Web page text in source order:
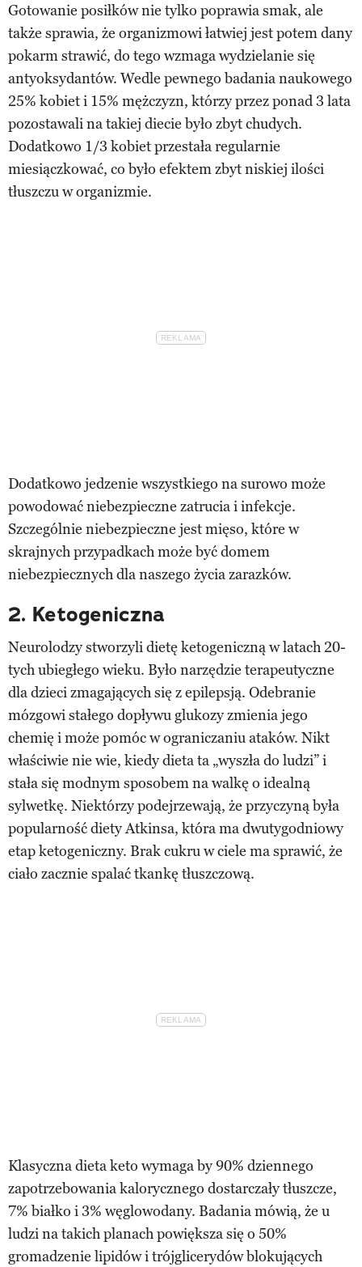
Gotowanie posiłków nie tylko poprawia smak, ale
także sprawia, że organizmowi łatwiej jest potem dany
pokarm strawić, do tego wzmaga wydzielanie się
antyoksydantów. Wedle pewnego badania naukowego
25% kobiet i 15% mężczyzn, którzy przez ponad 3 lata
pozostawali na takiej diecie było zbyt chudych.
Dodatkowo 1/3 kobiet przestała regularnie
miesiączkować, co było efektem zbyt niskiej ilości
tłuszczu w organizmie.
Dodatkowo jedzenie wszystkiego na surowo może
powodować niebezpieczne zatrucia i infekcje.
Szczególnie niebezpieczne jest mięso, które w
skrajnych przypadkach może być domem
niebezpiecznych dla naszego życia zarazków.
2. Ketogeniczna
Neurolodzy stworzyli dietę ketogeniczną w latach 20-
tych ubiegłego wieku. Było narzędzie terapeutyczne
dla dzieci zmagających się z epilepsją. Odebranie
mózgowi stałego dopływu glukozy zmienia jego
chemię i może pomóc w ograniczaniu ataków. Nikt
właściwie nie wie, kiedy dieta ta „wyszła do ludzi” i
stała się modnym sposobem na walkę o idealną
sylwetkę. Niektórzy podejrzewają, że przyczyną była
popularność diety Atkinsa, która ma dwutygodniowy
etap ketogeniczny. Brak cukru w ciele ma sprawić, że
ciało zacznie spalać tkankę tłuszczową.
Klasyczna dieta keto wymaga by 90% dziennego
zapotrzebowania kalorycznego dostarczały tłuszcze,
7% białko i 3% węglowodany. Badania mówią, że u
ludzi na takich planach powiększa się o 50%
gromadzenie lipidów i trójglicerydów blokujących